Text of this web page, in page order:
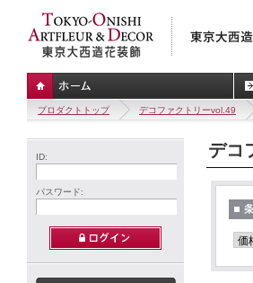
プロダクトトップ デコファクトリーvol.49
ID:
パスワード:
デコ